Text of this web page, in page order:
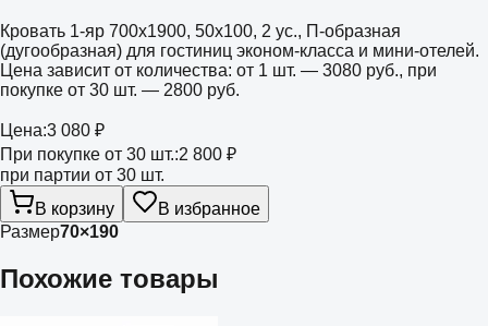
Кровать 1-яр 700х1900, 50х100, 2 ус., П-образная
(дугообразная) для гостиниц эконом-класса и мини-отелей.
Цена зависит от количества: от 1 шт. — 3080 руб., при
покупке от 30 шт. — 2800 руб.
Цена:3 080 ₽
При покупке от 30 шт.:2 800 ₽
при партии от 30 шт.
В корзину
В избранное
Размер70×190
Похожие товары